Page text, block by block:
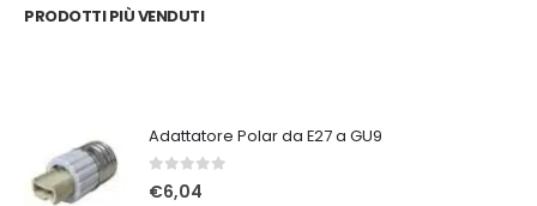
PRODOTTI PIÙ VENDUTI
Adattatore Polar da E27 a GU9
0Su 5
€6,04